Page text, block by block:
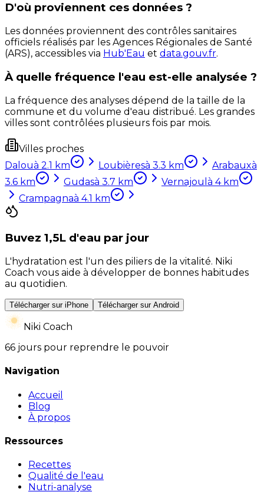
D'où proviennent ces données ?
Les données proviennent des contrôles sanitaires
officiels réalisés par les Agences Régionales de Santé
(ARS), accessibles via Hub'Eau et data.gouv.fr.
À quelle fréquence l'eau est-elle analysée ?
La fréquence des analyses dépend de la taille de la
commune et du volume d'eau distribué. Les grandes
villes sont contrôlées plusieurs fois par mois.
Villes proches
Dalouà 2.1 km Loubièresà 3.3 km Arabauxà
3.6 km Gudasà 3.7 km Vernajoul à 4km
Crampagnaà 4.1 km
Buvez 1,5L d'eau par jour
L'hydratation est l'un des piliers de la vitalité. Niki
Coach vous aide à développer de bonnes habitudes
au quotidien.
Télécharger sur iPhone Télécharger sur Android
Niki Coach
66 jours pour reprendre le pouvoir
Navigation
Accueil
Blog
À propos
Ressources
Recettes
Qualité de l'eau
Nutri-analyse